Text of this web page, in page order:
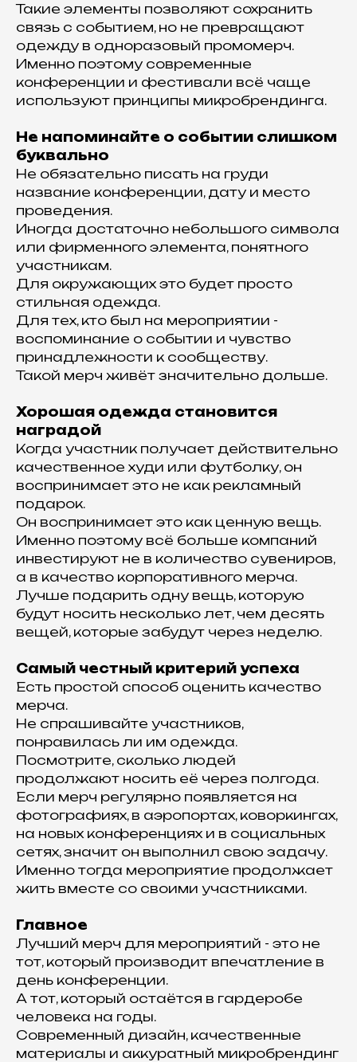
Такие элементы позволяют сохранить
связь с событием, но не превращают
одежду в одноразовый промомерч.
Именно поэтому современные
конференции и фестивали всё чаще
используют принципы микробрендинга.
Не напоминайте о событии слишком
буквально
Не обязательно писать на груди
название конференции, дату и место
проведения.
Иногда достаточно небольшого символа
или фирменного элемента, понятного
участникам.
Для окружающих это будет просто
стильная одежда.
Для тех, кто был на мероприятии -
воспоминание о событии и чувство
принадлежности к сообществу.
Такой мерч живёт значительно дольше.
Хорошая одежда становится
наградой
Когда участник получает действительно
качественное худи или футболку, он
воспринимает это не как рекламный
подарок.
Он воспринимает это как ценную вещь.
Именно поэтому всё больше компаний
инвестируют не в количество сувениров,
а в качество корпоративного мерча.
Лучше подарить одну вещь, которую
будут носить несколько лет, чем десять
вещей, которые забудут через неделю.
Самый честный критерий успеха
Есть простой способ оценить качество
мерча.
Не спрашивайте участников,
понравилась ли им одежда.
Посмотрите, сколько людей
продолжают носить её через полгода.
Если мерч регулярно появляется на
фотографиях, в аэропортах, коворкингах,
на новых конференциях и в социальных
сетях, значит он выполнил свою задачу.
Именно тогда мероприятие продолжает
жить вместе со своими участниками.
Главное
Лучший мерч для мероприятий - это не
тот, который производит впечатление в
день конференции.
А тот, который остаётся в гардеробе
человека на годы.
Современный дизайн, качественные
материалы и аккуратный микробрендинг